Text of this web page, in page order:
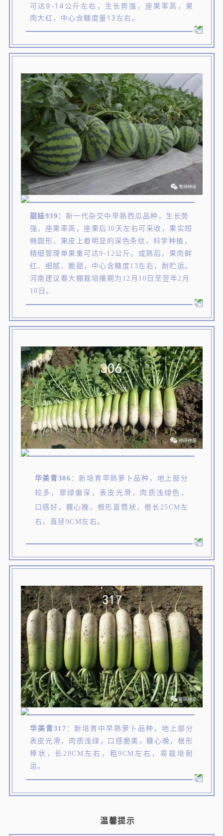
可达9-14公斤左右，生长势强，座果率高，果
肉大红，中心含糖度量13左右。
甜娃939： 新一代杂交中早熟西瓜品种，生长势
强，座果率高，座果后30天左右可采收，果实短
椭圆形，果皮上着明显的深色条纹，科学种植，
精细管理单果重可达9-12公斤。成熟后，果肉鲜
红、细腻、脆甜，中心含糖度13左右，耐贮运。
河南建议春大棚栽培播期为12月10日至翌年2月
10日。
华美青306 ：新培育早熟萝卜品种，地上部分
较多，翠绿偏深，表皮光滑，肉质浅绿色，
口感好，糠心晚，根形直筒状，根长25CM左
右，直径9CM左右。
华美青317 ：新培育中早熟萝卜品种，地上部分
表皮光滑，肉质浅绿，口感脆美，糠心晚，根形
棒状，长28CM左右，粗9CM左右，易栽培耐
运。
温馨提示